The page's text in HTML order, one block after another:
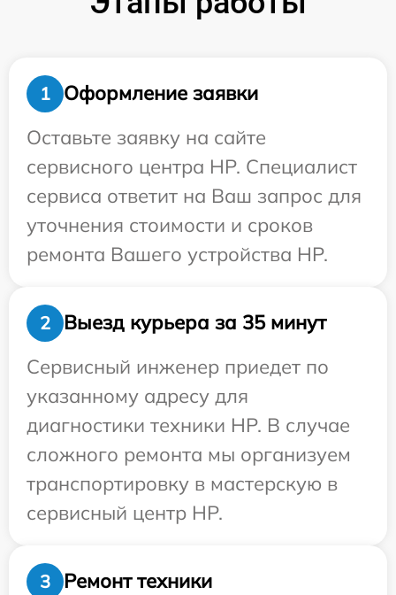
1
Оформление заявки
Оставьте заявку на сайте
сервисного центра HP. Специалист
сервиса ответит на Ваш запрос для
уточнения стоимости и сроков
ремонта Вашего устройства HP.
2
Выезд курьера за 35 минут
Сервисный инженер приедет по
указанному адресу для
диагностики техники HP. В случае
сложного ремонта мы организуем
транспортировку в мастерскую в
сервисный центр HP.
3
Ремонт техники